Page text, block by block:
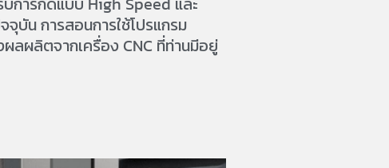
บัน การสอนการใช้โปรแกรม
ลผลิตจากเครื่อง CNC ที่ท่านมีอยู่